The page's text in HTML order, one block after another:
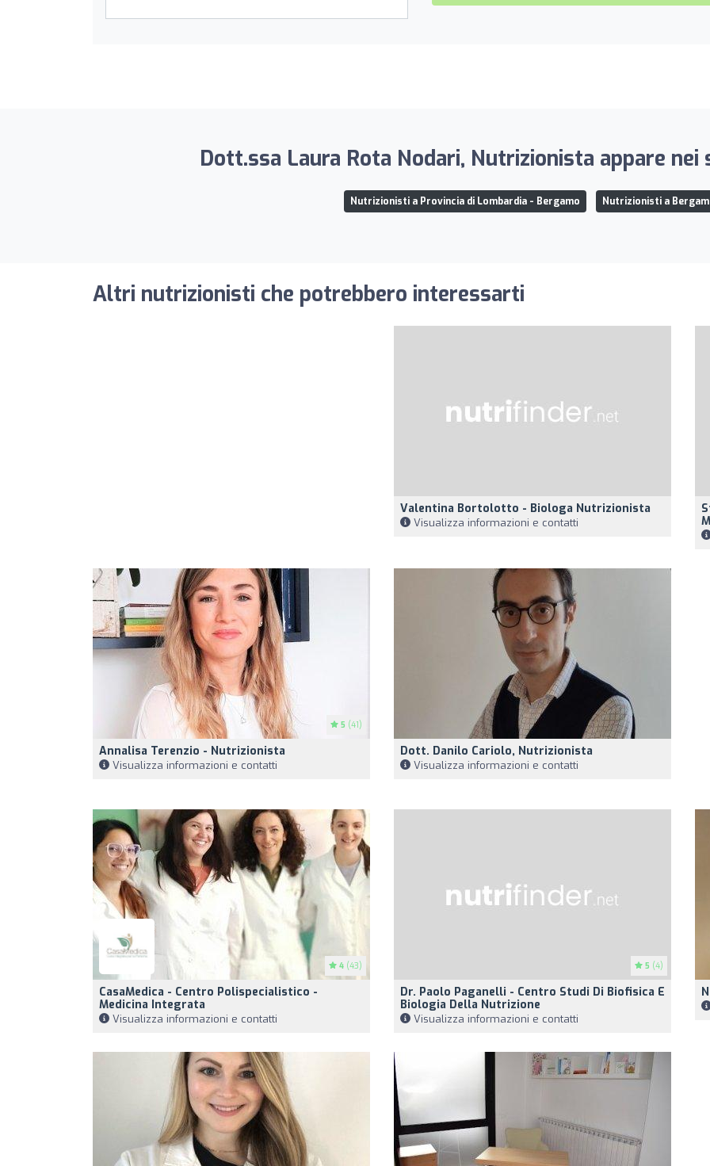
Dott.ssa Laura Rota Nodari, Nutrizionista appare nei
Nutrizionisti a Provincia di Lombardia - Bergamo Nutrizionisti a
Altri nutrizionisti che potrebbero interessarti
Valentina Bortolotto - Biologa Nutrizionista
Visualizza informazioni e contatti
5 (41)
Annalisa Terenzio - Nutrizionista
Visualizza informazioni e contatti
Dott. Danilo Cariolo, Nutrizionista
Visualizza informazioni e contatti
4 (43)
CasaMedica - Centro Polispecialistico -
Medicina Integrata
Visualizza informazioni e contatti
5 (4)
Dr. Paolo Paganelli - Centro Studi Di Biofisica E
Biologia Della Nutrizione
Visualizza informazioni e contatti